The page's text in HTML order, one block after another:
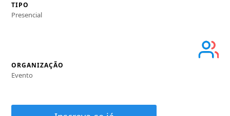
TIPO
Presencial
ORGANIZAÇÃO
Evento